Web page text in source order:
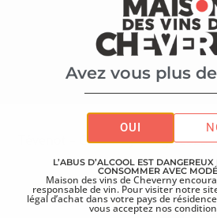
Accueil La
Tévenot – Cheverny Rouge 2023
Avez vous plus
OUI
L’ABUS D’ALCOOL EST
CONSOMMER AVEC
Maison des vins de Cheverny
responsable de vin. Pour visiter notre
légal d’achat dans votre pays de
vous acceptez nos